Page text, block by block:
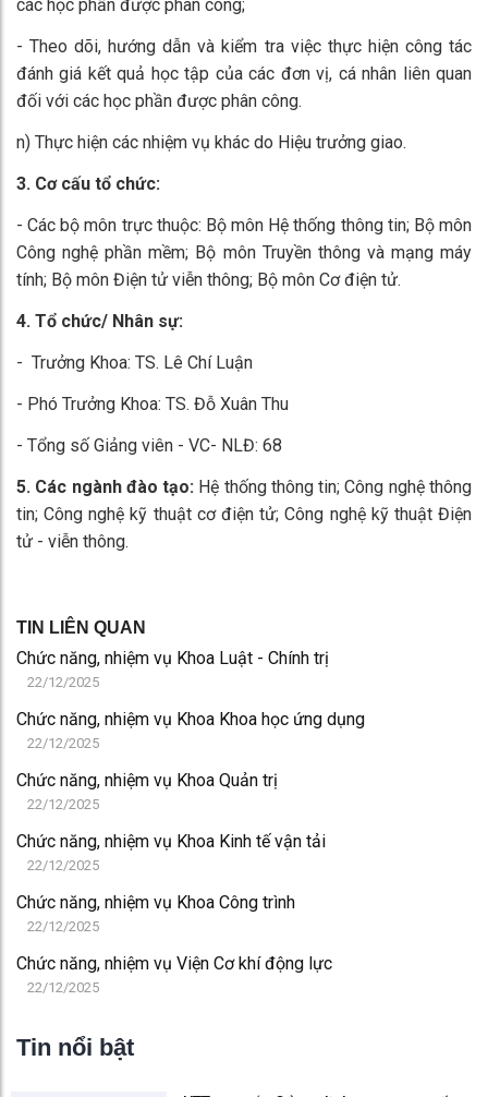
các học phần được phân công;
- Theo dõi, hướng dẫn và kiểm tra việc thực hiện công tác
đánh giá kết quả học tập của các đơn vị, cá nhân liên quan
đối với các học phần được phân công.
n) Thực hiện các nhiệm vụ khác do Hiệu tr­ưởng giao.
3. Cơ cấu tổ chức:
- Các bộ môn trực thuộc: Bộ môn Hệ thống thông tin; Bộ môn
Công nghệ phần mềm; Bộ môn Truyền thông và mạng máy
tính; Bộ môn Điện tử viễn thông; Bộ môn Cơ điện tử.
4. Tổ chức/ Nhân sự:
- Trưởng Khoa: TS. Lê Chí Luận
- Phó Trưởng Khoa: TS. Đỗ Xuân Thu
- Tổng số Giảng viên - VC- NLĐ: 68
5. Các ngành đào tạo: Hệ thống thông tin; Công nghệ thông
tin; Công nghệ kỹ thuật cơ điện tử; Công nghệ kỹ thuật Điện
tử - viễn thông.
TIN LIÊN QUAN
Chức năng, nhiệm vụ Khoa Luật - Chính trị
22/12/2025
Chức năng, nhiệm vụ Khoa Khoa học ứng dụng
22/12/2025
Chức năng, nhiệm vụ Khoa Quản trị
22/12/2025
Chức năng, nhiệm vụ Khoa Kinh tế vận tải
22/12/2025
Chức năng, nhiệm vụ Khoa Công trình
22/12/2025
Chức năng, nhiệm vụ Viện Cơ khí động lực
22/12/2025
Tin nổi bật